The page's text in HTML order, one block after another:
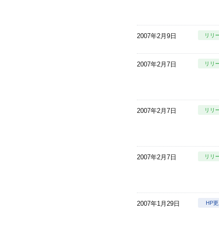
2007年2月9日 リリ
2007年2月7日 リリ
2007年2月7日 リリ
2007年2月7日 リリ
2007年1月29日 HP